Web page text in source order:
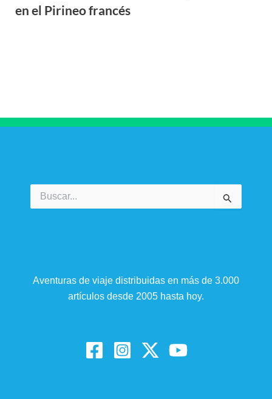
en el Pirineo francés
por:
Aventuras de viaje distribuidas en más de 3.000
artículos desde 2005 hasta hoy.